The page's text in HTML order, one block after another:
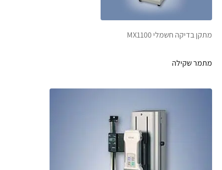
מתקן בדיקה חשמלי MX1100
מתמר שקילה